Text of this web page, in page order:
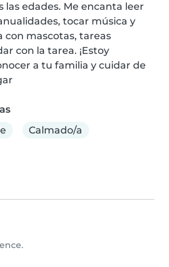
las edades. Me encanta leer
tocar música y
con mascotas, tareas
con la tarea. ¡Estoy
a tu familia y cuidar de
Calmado/a